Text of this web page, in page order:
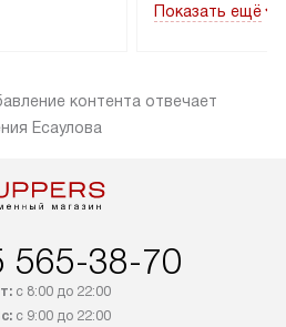
отправлен
дней.
ваш
в Москве.
подключается к
за пределы
от категории
Показать ещё
контента отвечает
Есаулова
565-38-70
с 8:00 до 22:00
с 9:00 до 22:00